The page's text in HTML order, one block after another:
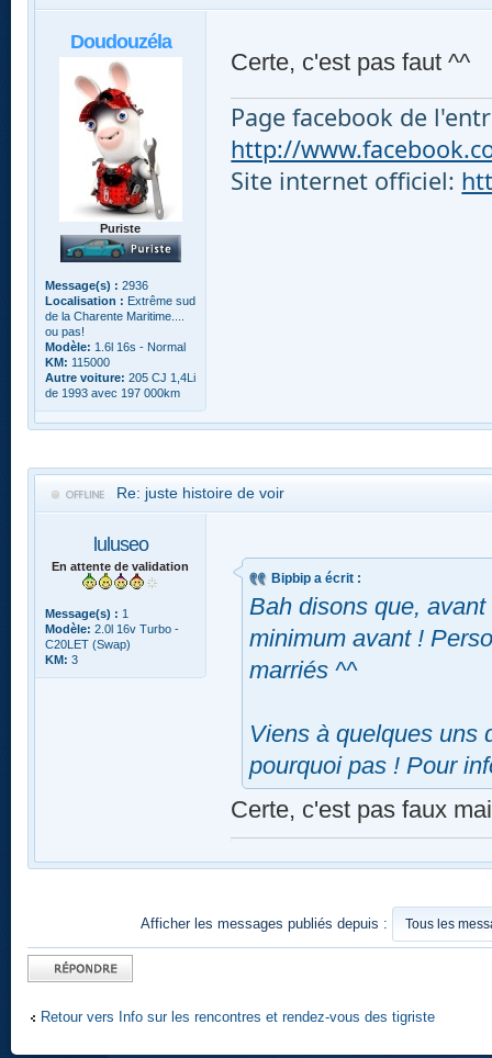
Doudouzéla
Puriste
Message(s) : 2936
Localisation : Extrême sud
de la Charente Maritime....
ou pas!
Modèle: 1.6l 16s - Normal
KM: 115000
Autre voiture: 205 CJ 1,4Li
de 1993 avec 197 000km
Certe, c'est pas faut ^^
Page facebook de
http://
Site internet officiel:
Re: juste histoire de voir
luluseo
En attente de validation
Message(s) : 1
Modèle: 2.0l 16v Turbo -
C20LET (Swap)
KM: 3
Bipbip a écrit :
Bah disons que,
minimum avant !
marriés ^^
Viens à quelques uns
pourquoi pas ! Pour
Certe, c'est pas faux
Afficher les messages publiés depuis :
Publier une
réponse
Retour vers Info sur les rencontres et rendez-vous des tigriste